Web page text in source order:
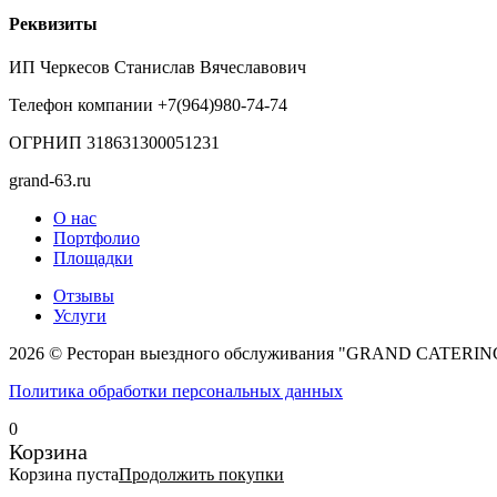
Реквизиты
ИП Черкесов Станислав Вячеславович
Телефон компании +7(964)980-74-74
ОГРНИП 318631300051231
grand-63.ru
О нас
Портфолио
Площадки
Отзывы
Услуги
2026 © Ресторан выездного обслуживания "GRAND
Политика обработки персональных данных
0
Корзина
Корзина пустаПродолжить покупки